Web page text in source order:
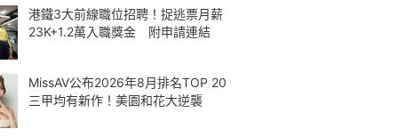
港鐵3大前線職位招聘！捉逃票月薪
23K+1.2萬入職獎金 附申請連結
MissAV公布2026年8月排名TOP 20
三甲均有新作！美園和花大逆襲